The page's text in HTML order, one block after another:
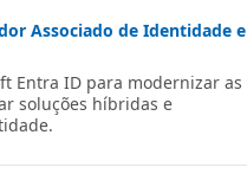
Associado de Identidade e
Entra ID para modernizar as
soluções híbridas e